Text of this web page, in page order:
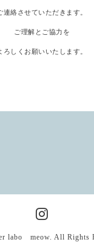
連絡させていただきます。
ご理解とご協力を
ろしくお願いいたします。
labo meow. All Rights